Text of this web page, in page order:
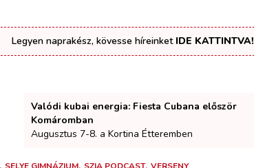
Legyen naprakész, kövesse híreinket IDE KATTINTVA!
Valódi kubai energia: Fiesta Cubana először
Komáromban
Augusztus 7-8. a Kortina Étteremben